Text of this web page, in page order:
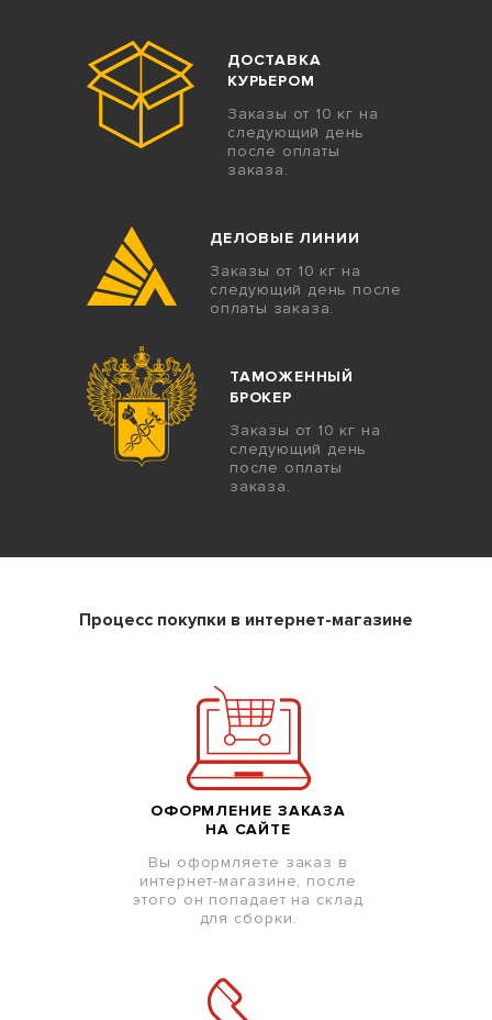
ДОСТАВКА
КУРЬЕРОМ
Заказы от 10 кг на
следующий день
после оплаты
заказа.
ДЕЛОВЫЕ ЛИНИИ
Заказы от 10 кг на
следующий день после
оплаты заказа.
ТАМОЖЕННЫЙ
БРОКЕР
Заказы от 10 кг на
следующий день
после оплаты
заказа.
Процесс покупки в интернет-магазине
ОФОРМЛЕНИЕ ЗАКАЗА
НА САЙТЕ
Вы оформляете заказ в
интернет-магазине, после
этого он попадает на склад
для сборки.